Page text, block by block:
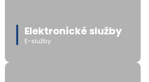
Elektronické služby
E-služby